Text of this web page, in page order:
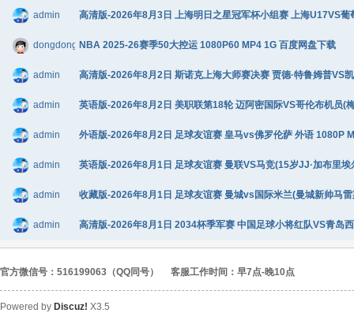
admin 高清版-2026年8月3日 上海明日之星冠军杯小组赛 上海U17VS
dongdongadongNBA 2025-26赛季50大控运 1080P60 MP4 1G 百度网盘下载
admin 高清版-2026年8月2日 斯诺克上海大师赛决赛 贾德·特鲁姆普VS
admin 英语版-2026年8月2日 美职联第18轮 迈阿密国际VS哥伦布机员
admin 外语版-2026年8月2日 足球友谊赛 皇马vs佛罗伦萨 外语 1080P
admin 英语版-2026年8月1日 足球友谊赛 曼联VS马竞(15岁JJ·加布里
admin 收藏版-2026年8月1日 足球友谊赛 曼城vs国际米兰(曼城新帅马
admin 高清版-2026年8月1日 2034杯季军赛 中国足球小将红队VS青岛
官方微信号：516199063（QQ同号） 客服工作时间：早7点-晚10点
Powered by Discuz! X3.5